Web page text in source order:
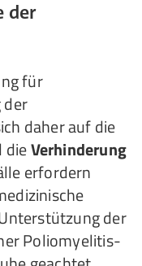
der
für
der
daher auf die
Verhinderung
erfordern
der
Poliomyelitis-